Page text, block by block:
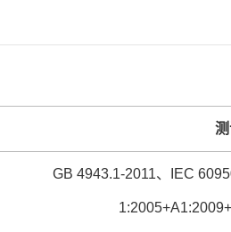
GB 4943.1-2011、IEC